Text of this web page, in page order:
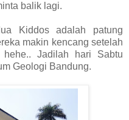
balik lagi.
Kiddos adalah patung
makin kencang setelah
Jadilah hari Sabtu
Geologi Bandung.